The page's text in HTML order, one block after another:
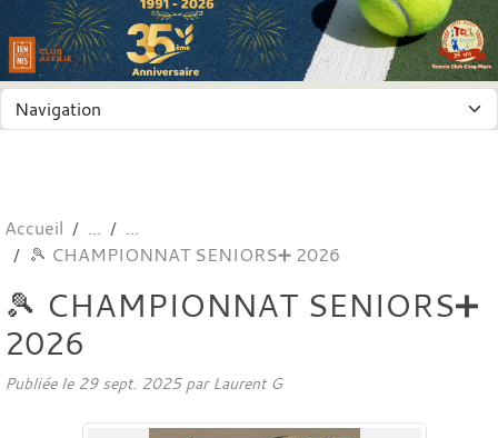
Accueil
🎾 CHAMPIONNAT SENIORS➕ 2026
🎾 CHAMPIONNAT SENIORS➕
2026
Publiée le 29 sept. 2025par Laurent G
Panneau de gestion des cookies